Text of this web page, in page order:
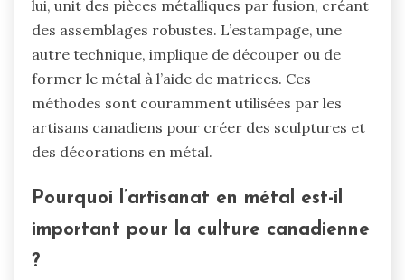
lui, unit des pièces métalliques par fusion, créant
des assemblages robustes. L’estampage, une
autre technique, implique de découper ou de
former le métal à l’aide de matrices. Ces
méthodes sont couramment utilisées par les
artisans canadiens pour créer des sculptures et
des décorations en métal.
Pourquoi l’artisanat en métal est-il
important pour la culture canadienne
?